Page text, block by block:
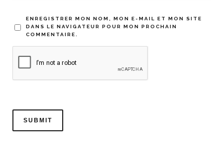
ENREGISTRER MON NOM, MON E-MAIL ET MON SITE
DANS LE NAVIGATEUR POUR MON PROCHAIN
COMMENTAIRE.